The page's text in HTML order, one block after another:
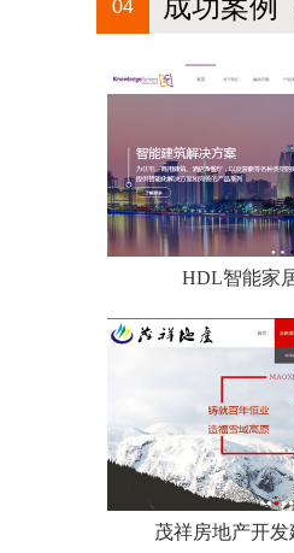
04 成功案例
HDL智能家
茂祥房地产开发